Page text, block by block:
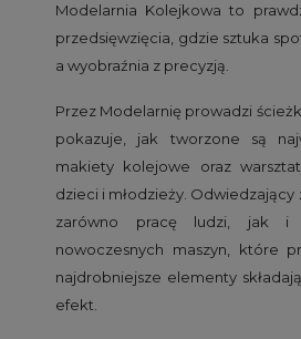
Modelarnia Kolejkowa to
przedsięwzięcia, gdzie sztuka
a wyobraźnia z precyzją.
Przez Modelarnię prowadzi
pokazuje, jak tworzone są
makiety kolejowe oraz
dzieci i młodzieży. Odwiedzający
zarówno pracę ludzi, jak i
nowoczesnych maszyn, które
najdrobniejsze elementy
efekt.